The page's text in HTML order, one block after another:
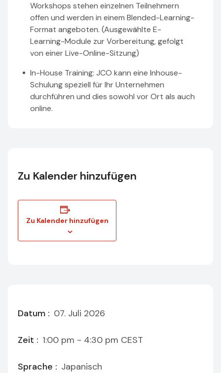
Workshops stehen einzelnen Teilnehmern
offen und werden in einem Blended-Learning-
Format angeboten. (Ausgewählte E-
Learning-Module zur Vorbereitung, gefolgt
von einer Live-Online-Sitzung)
In-House Training: JCO kann eine Inhouse-
Schulung speziell für Ihr Unternehmen
durchführen und dies sowohl vor Ort als auch
online.
Zu Kalender hinzufügen
Zu Kalender hinzufügen
Datum : 07. Juli 2026
Zeit : 1:00 pm - 4:30 pm CEST
Sprache : Japanisch